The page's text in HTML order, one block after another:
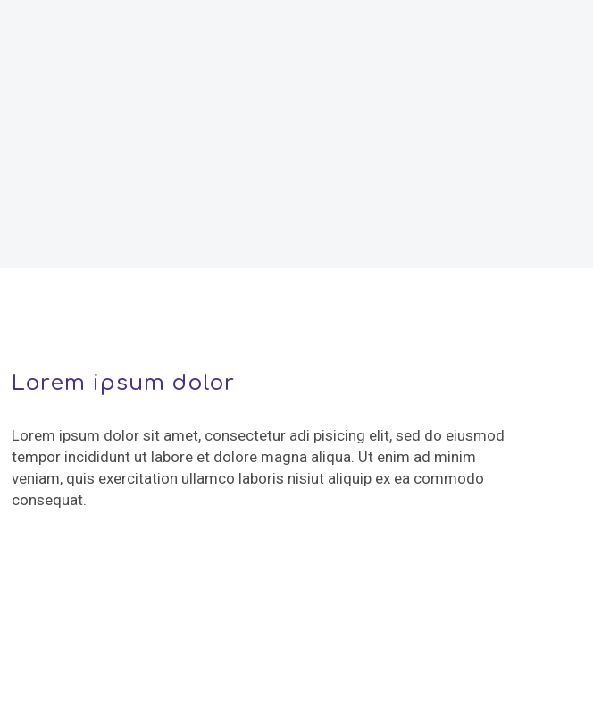
Lorem ipsum dolor
Lorem ipsum dolor sit amet, consectetur adi pisicing elit, sed do eiusmod
tempor incididunt ut labore et dolore magna aliqua. Ut enim ad minim
veniam, quis exercitation ullamco laboris nisiut aliquip ex ea commodo
consequat.